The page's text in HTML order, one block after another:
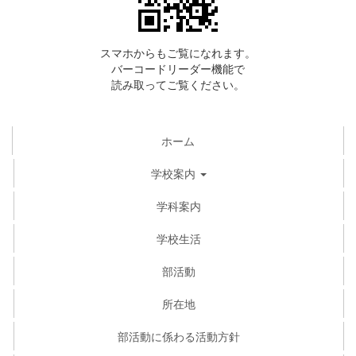
スマホからもご覧になれます。
バーコードリーダー機能で
読み取ってご覧ください。
ホーム
学校案内
学科案内
学校生活
部活動
所在地
部活動に係わる活動方針